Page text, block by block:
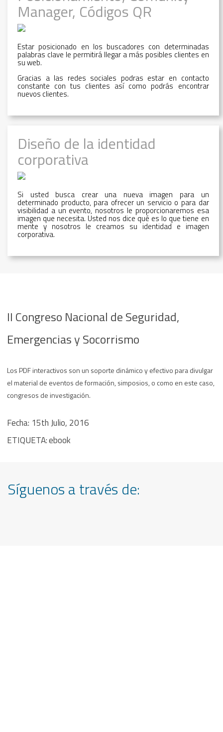
Manager, Códigos QR
Estar posicionado en los buscadores con determinadas
palabras clave le permitirá llegar a más posibles clientes en
su web.
Gracias a las redes sociales podras estar en contacto
constante con tus clientes así como podrás encontrar
nuevos clientes.
Diseño de la identidad
corporativa
Si usted busca crear una nueva imagen para un
determinado producto, para ofrecer un servicio o para dar
visibilidad a un evento, nosotros le proporcionaremos esa
imagen que necesita. Usted nos dice qué es lo que tiene en
mente y nosotros le creamos su identidad e imagen
corporativa.
II Congreso Nacional de Seguridad,
Emergencias y Socorrismo
Los PDF interactivos son un soporte dinámico y efectivo para divulgar
el material de eventos de formación, simposios, o como en este caso,
congresos de investigación.
Fecha: 15th Julio, 2016
ETIQUETA:ebook
Síguenos a través de: